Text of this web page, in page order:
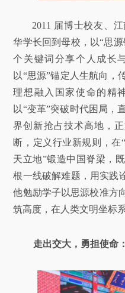
2011 届博士校友、
华学长回到母校，以“思
个关键词分享个人成长
以“思源”锚定人生航向，
理想融入国家使命的精
以“变革”突破时代困局，
界创新抢占技术高地，
断，定义行业新规则，在
天立地”锻造中国脊梁，
根一线破解难题，用实践
他勉励学子以思源校准方
筑高度，在人类文明坐标
走出交大，勇担使命